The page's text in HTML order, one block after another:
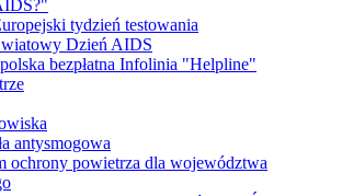
tydzień testowania
Dzień AIDS
bezpłatna Infolinia "Helpline"
antysmogowa
ochrony powietrza dla województwa